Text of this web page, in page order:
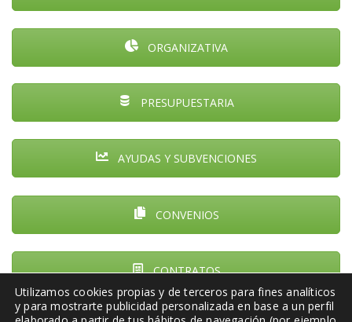
ORGANIZATIVA
PRESUPUESTARIA
AYUDAS Y SUBVENCIONES
CONVENIOS
CONTRATOS
Utilizamos cookies propias y de terceros para fines analíticos
y para mostrarte publicidad personalizada en base a un perfil